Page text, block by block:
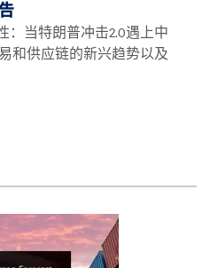
：当特朗普冲击2.0遇上中
和供应链的新兴趋势以及
中年度经济报告 *